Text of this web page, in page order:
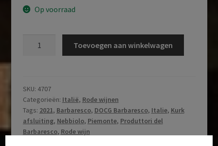
Op voorraad
Barbaresco
|
DOCG
Barbaresco
|
Toevoegen aan winkelwagen
SKU: 4707
Categorieën: Italië, Rode wijnen
Tags: 2021, Barbaresco, DOCG Barbaresco, Italie, Kurk
afsluiting, Nebbiolo, Piemonte, Produttori del
Barbaresco, Rode wijn